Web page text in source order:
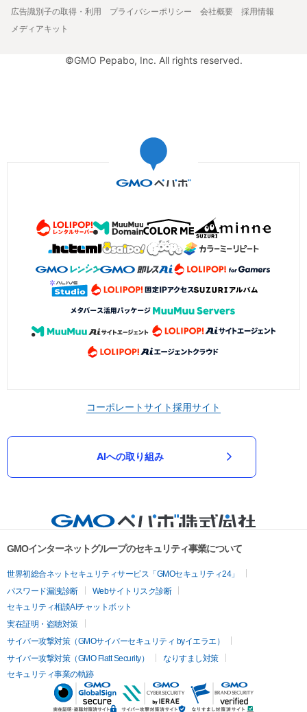
広告識別子の取得・利用
プライバシーポリシー 会社概要
採用情報
メディアキット
©GMO Pepabo, Inc. All rights reserved.
コーポレートサイト採用サイト
AIへの取り組み
GMOインターネットグループのセキュリティ事業について
世界初総合ネットセキュリティサービス「GMOセキュリティ24」
パスワード漏洩診断
Webサイトリスク診断
セキュリティ相談AIチャットボット
実在証明・盗聴対策
サイバー攻撃対策（GMOサイバーセキュリティ byイエラエ）
サイバー攻撃対策（GMO Flatt Security）
なりすまし対策
セキュリティ事業の軌跡